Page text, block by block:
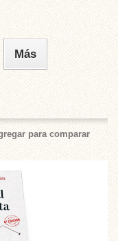
Más
para comparar